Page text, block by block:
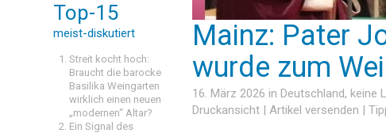
Top-15
meist-diskutiert
Streit kocht hoch:
Braucht die barocke
Basilika Weingarten
wirklich einen neuen
„modernen“ Altar?
Ein Signal des
Mainz: Pater
wurde zum
16. März 2026 in Deutschland, keine
Druckansicht | Artikel versenden |